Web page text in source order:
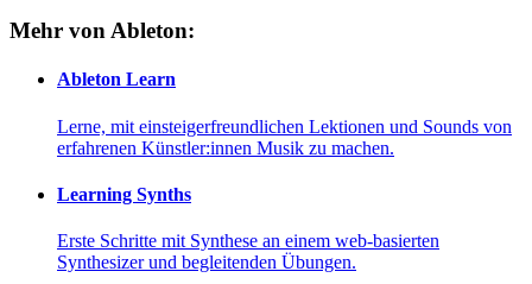
Mehr von Ableton:
Ableton Learn
Lerne, mit einsteigerfreundlichen Lektionen und Sounds von
erfahrenen Künstler:innen Musik zu machen.
Learning Synths
Erste Schritte mit Synthese an einem web-basierten
Synthesizer und begleitenden Übungen.